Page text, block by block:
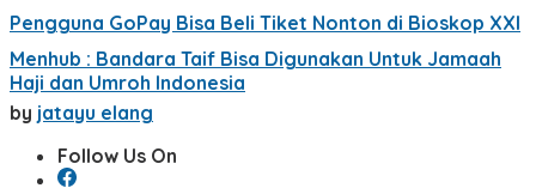
Pengguna GoPay Bisa Beli Tiket Nonton di Bioskop XXI
Menhub : Bandara Taif Bisa Digunakan Untuk Jamaah
Haji dan Umroh Indonesia
by jatayu elang
Follow Us On